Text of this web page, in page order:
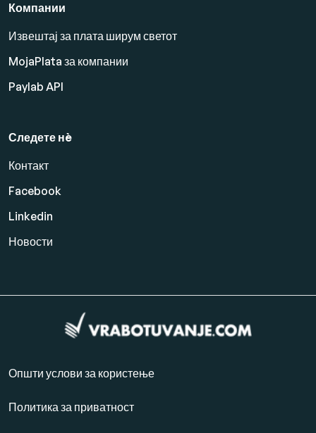
Компании
Извештај за плата ширум светот
MojaPlata за компании
Paylab API
Следете нè
Контакт
Facebook
Linkedin
Новости
Општи услови за користење
Политика за приватност